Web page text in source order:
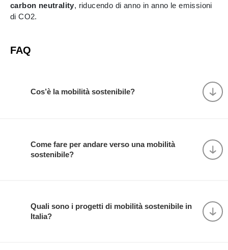
carbon neutrality, riducendo di anno in anno le emissioni
di CO2.
FAQ
Cos’è la mobilità sostenibile?
Come fare per andare verso una mobilità
sostenibile​?
Quali sono i progetti di mobilità sostenibile in
Italia?